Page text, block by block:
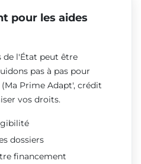
pour les aides
de l'État peut être
pas à pas pour
Prime Adapt', crédit
vos droits.
dossiers
financement